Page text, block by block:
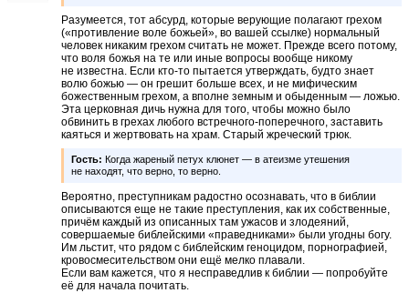
Разумеется, тот абсурд, которые верующие полагают грехом
(«противление воле божьей», во вашей ссылке) нормальный
человек никаким грехом считать не может. Прежде всего потому,
что воля божья на те или иные вопросы вообще никому
не известна. Если кто-то пытается утверждать, будто знает
волю божью — он грешит больше всех, и не мифическим
божественным грехом, а вполне земным и обыденным — ложью.
Эта церковная дичь нужна для того, чтобы можно было
обвинить в грехах любого встречного-поперечного, заставить
каяться и жертвовать на храм. Старый жреческий трюк.
Гость: Когда жареный петух клюнет — в атеизме утешения
не находят, что верно, то верно.
Вероятно, преступникам радостно осознавать, что в библии
описываются еще не такие преступления, как их собственные,
причём каждый из описанных там ужасов и злодеяний,
совершаемые библейскими «праведниками» были угодны богу.
Им льстит, что рядом с библейским геноцидом, порнографией,
кровосмесительством они ещё мелко плавали.
Если вам кажется, что я несправедлив к библии — попробуйте
её для начала почитать.